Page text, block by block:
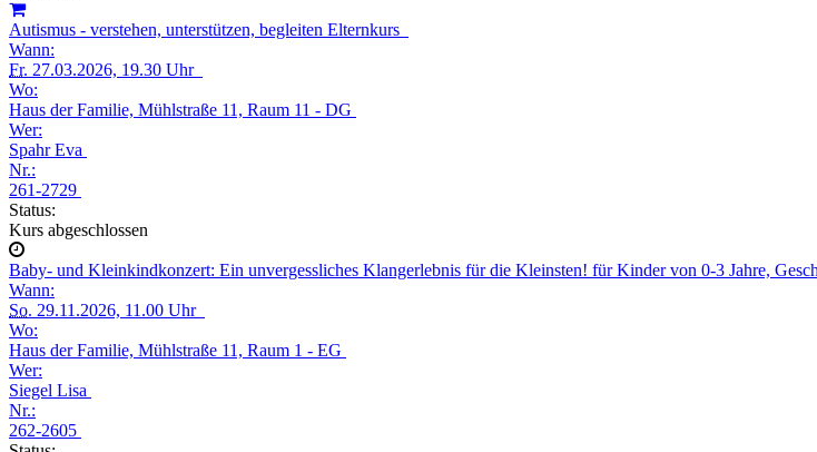
Autismus - verstehen, unterstützen, begleiten Elternkurs
Wann:
Fr. 27.03.2026, 19.30 Uhr
Wo:
Haus der Familie, Mühlstraße 11, Raum 11 - DG
Wer:
Spahr Eva
Nr.:
261-2729
Status:
Kurs abgeschlossen
Baby- und Kleinkindkonzert: Ein unvergessliches Klangerlebnis für die Kleinsten! für Kinder von 0-3 Jahre,
Wann:
So. 29.11.2026, 11.00 Uhr
Wo:
Haus der Familie, Mühlstraße 11, Raum 1 - EG
Wer:
Siegel Lisa
Nr.:
262-2605